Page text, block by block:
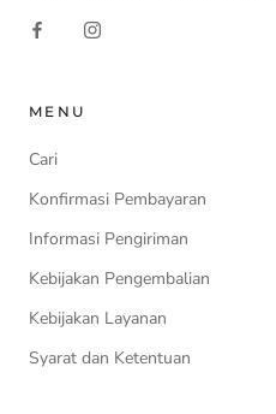
MENU
Cari
Konfirmasi Pembayaran
Informasi Pengiriman
Kebijakan Pengembalian
Kebijakan Layanan
Syarat dan Ketentuan